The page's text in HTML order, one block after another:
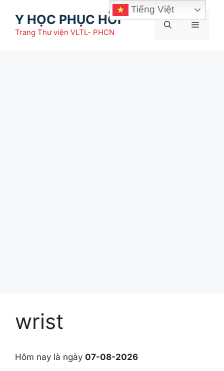
Y HỌC PHỤC HỒI
Trang Thư viện VLTL- PHCN
Menu
wrist
Hôm nay là ngày 07-08-2026
Tiếng Việt